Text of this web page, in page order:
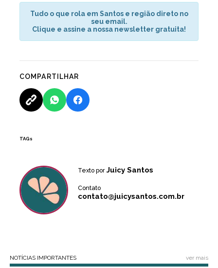
Tudo o que rola em Santos e região direto no
seu email.
Clique e assine a nossa newsletter gratuita!
COMPARTILHAR
TAGs
Texto por Juicy Santos
Contato
contato@juicysantos.com.br
NOTÍCIAS IMPORTANTES ver mais